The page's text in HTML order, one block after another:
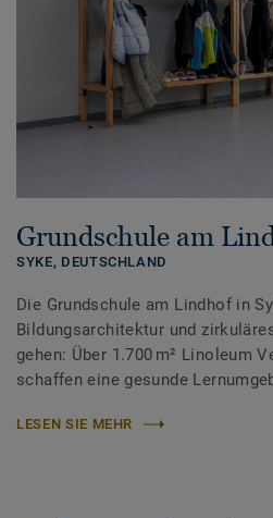
Grundschule am
SYKE, DEUTSCHLAND
Die Grundschule am Lindhof in
Bildungsarchitektur und
gehen: Über 1.700 m² Linoleum
schaffen eine gesunde
LESEN SIE MEHR